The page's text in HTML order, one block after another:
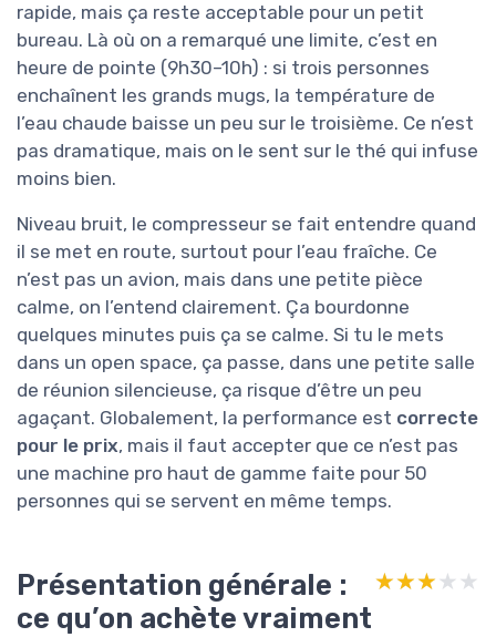
rapide, mais ça reste acceptable pour un petit
bureau. Là où on a remarqué une limite, c’est en
heure de pointe (9h30–10h) : si trois personnes
enchaînent les grands mugs, la température de
l’eau chaude baisse un peu sur le troisième. Ce n’est
pas dramatique, mais on le sent sur le thé qui infuse
moins bien.
Niveau bruit, le compresseur se fait entendre quand
il se met en route, surtout pour l’eau fraîche. Ce
n’est pas un avion, mais dans une petite pièce
calme, on l’entend clairement. Ça bourdonne
quelques minutes puis ça se calme. Si tu le mets
dans un open space, ça passe, dans une petite salle
de réunion silencieuse, ça risque d’être un peu
agaçant. Globalement, la performance est correcte
pour le prix, mais il faut accepter que ce n’est pas
une machine pro haut de gamme faite pour 50
personnes qui se servent en même temps.
Présentation générale :
ce qu’on achète vraiment
★★★★★
★★★★★